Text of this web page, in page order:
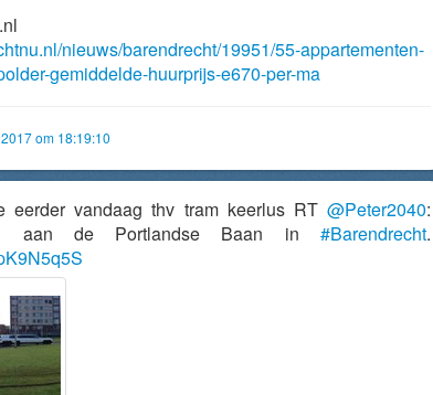
nieuws/barendrecht/19951/55-appartementen-
gemiddelde-huurprijs-e670-per-ma
om 18:19:10
eerder vandaag thv tram keerlus RT @Peter2040:
aan de Portlandse Baan in #Barendrecht.